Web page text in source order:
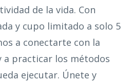
de la vida. Con
y cupo limitado a solo 5
a conectarte con la
a practicar los métodos
ejecutar. Únete y